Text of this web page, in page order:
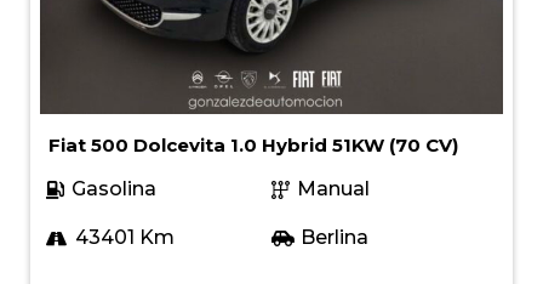
Fiat 500 Dolcevita 1.0 Hybrid 51KW (70 CV)
Gasolina
Manual
43401 Km Berlina